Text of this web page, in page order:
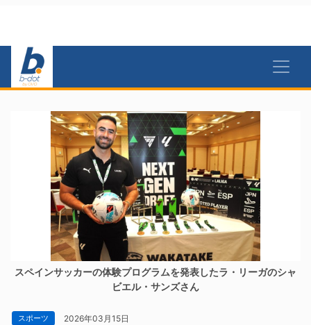
スペインサッカーの体験プログラムを発表したラ・リーガのシャ
ビエル・サンズさん
スポーツ 2026年03月15日